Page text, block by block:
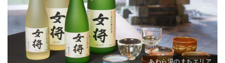
あわら湯のまちエリア